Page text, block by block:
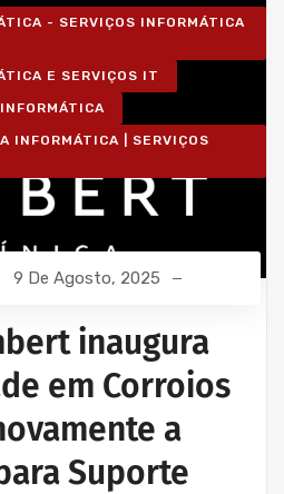
- SERVIÇOS INFORMÁTICA
E SERVIÇOS IT
INFORMÁTICA | SERVIÇOS
9 De Agosto, 2025
inaugura
em Corroios
a
Suporte